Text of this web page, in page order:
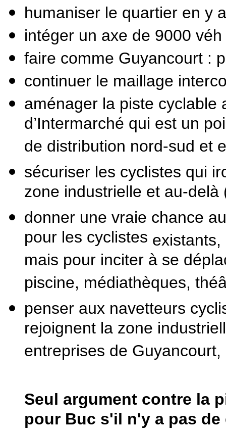
humaniser le quartier en y
intéger un axe de 9000
faire comme Guyancourt :
continuer le maillage
aménager la piste cyclable
d’Intermarché qui est un
de distribution nord-sud et
sécuriser les cyclistes qui
zone industrielle et au-
donner une vraie chance
pour les cyclistes
mais pour inciter à se
piscine, médiathèques,
penser aux navetteurs
rejoignent la zone
entreprises de
Seul argument contre la
pour Buc s'il n'y a pas